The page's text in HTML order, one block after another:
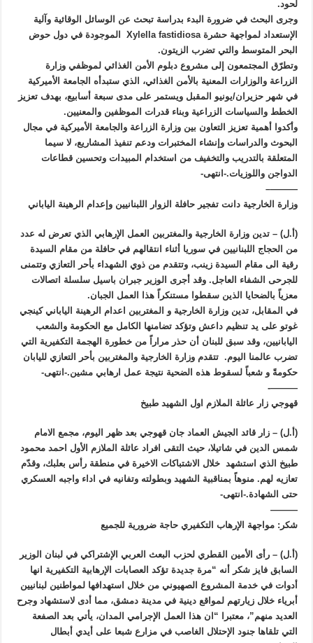
لحود.
وجرى البحث في ضرورة البدء بدراسة تبحث عن الوسائل الوقائية وآلية
الإستعداد لمواجهة حشرة Xylella fastidiosa الموجودة في دول حوض
البحر المتوسط والتي تضرب الزيتون.
وتطرّق المجتمعون إلى مشروع دبلوم الأمن الغذائي لموظفي وزارة
الزراعة والوزارات المعنية بالأمن الغذائي، الذي ستبدأه الجامعة الأميركية
في شهر حزيران/يونيو المقبل ويستمر على مدى سبعة أسابيع، بهدف تعزيز
الخطط والسياسات الزراعية وبناء قدرات الموظفين والمعنيين.
وأكدوا أهمية تعزيز التعاون بين وزارة الزراعة والجامعة الأميركية في مجال
البحوث والدراسات وإنشاء المختبرات ودعم تنفيذ المشاريع، لا سيما
المتعلقة بالتدريب والتخفيف من استخدام المبيدات وتحسين قطاعات
الدواجن واللوزيات.-انتهى-
———–
وزارة الخارجية دانت تفجير حافلة الزوار اللبنانيين وإعدام الرهينة الياباني
(أ.ل) – تدين وزارة الخارجية والمغتربين العمل الإرهابي الذي تعرض له عدد
من الحجاج اللبنانيين في سوريا أثناء انتقالهم في حافلة من مقام السيدة
رقية الى مقام السيدة زينب، وتتقدم من ذوي الشهداء بأحر التعازي وتتمنى
للجرحى الشفاء العاجل. وقد أجرى الوزير جبران باسيل سلسلة اتصالات
معزياً بالضحايا الذين سقطوا مستنكراً هذا العمل الجبان.
في المقابل، تدين وزارة الخارجية و المغتربين اعدام الرهينة الياباني كينجي
غوتو على يد تنظيم داعش وتؤكد تضامنها الكامل مع الحكومة والشعب
اليابانيين، وقد سبق للبنان أن حذر مراراً من خطورة الهجمة التكفيرية التي
تضرب عالمنا اليوم. تتقدم وزارة الخارجية والمغتربين بأحر التعازي لليابان
حكومةً و شعباً لسقوط هذه الضحية نتيجة عمل ارهابي مشين.-انتهى-
———-
قهوجي زار عائلة الملازم اول الشهيد طبيخ
(أ.ل) – زار قائد الجيش العماد جان قهوجي بعد ظهر اليوم، مجمع الامام
شمس الدين في شاتيلا، حيث التقى افراد عائلة الملازم الأول احمد محمود
طبيخ الذي استشهد خلال الاشتباكات الاخيرة في منطقة رأس بعلبك، وقدّم
تعازيه لهم. منوهاً بمناقبية الشهيد وبطولته وتفانيه في اداء واجبه العسكري
حتى الشهادة.-انتهى-
———
شكر: مواجهة الإرهاب التكفيري حاجة ضرورية للجميع
(أ.ل) – رأى الأمين القطري لحزب البعث العربي الإشتراكي في لبنان الوزير
السابق فايز شكر أنه “مرة جديدة تؤكد العصابات الإرهابية التكفيرية انها
أدوات في خدمة المشروع الصهيوني من خلال استهدافها لمواطنين لبنانيين
أبرياء خلال زيارتهم لمواقع دينية في مدينة دمشق، مما أدى لاستشهاد وجرح
العديد منهم”، معتبرا “ان هذا العمل الإجرامي المدان، يأتي بعد الصفعة
التي تلقاها جنود الإحتلال الغاصب في مزارع شبعا على أيدي أبطال